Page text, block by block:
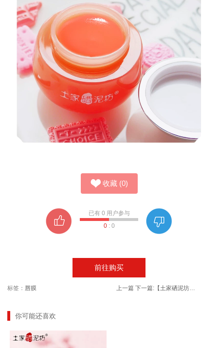
收藏 (0)
已有 0 用户参与
0: 0
前往购买
标签： 唇膜 上一篇 下一篇:
你可能还喜欢